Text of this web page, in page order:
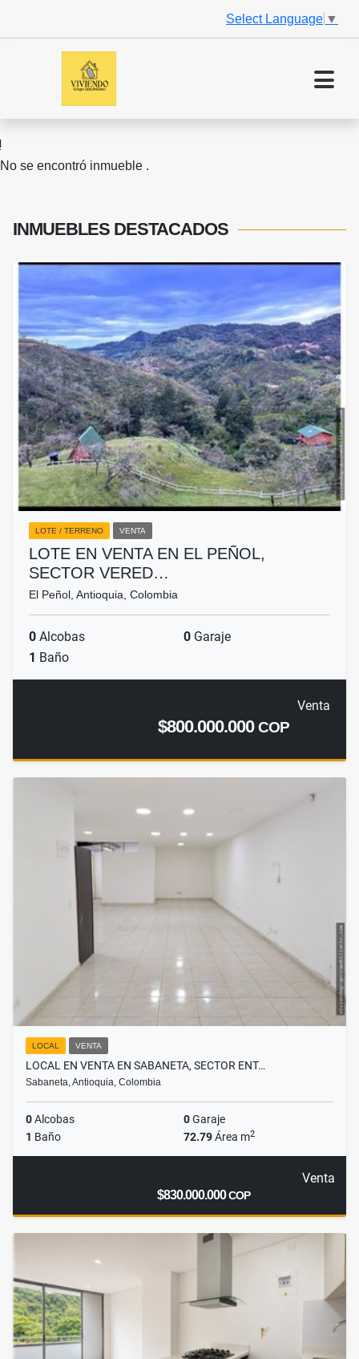
Select Language ▼
No se encontró inmueble .
INMUEBLES DESTACADOS
LOTE / TERRENO VENTA
LOTE EN VENTA EN EL PEÑOL,
SECTOR VERED…
El Peñol, Antioquia, Colombia
0 Alcobas 0 Garaje
1 Baño
Venta
$800.000.000COP
LOCAL VENTA
LOCAL EN VENTA EN SABANETA, SECTOR ENT…
Sabaneta, Antioquia, Colombia
0Alcobas 0Garaje
1 Baño 72.79Área m2
Venta
$830.000.000COP